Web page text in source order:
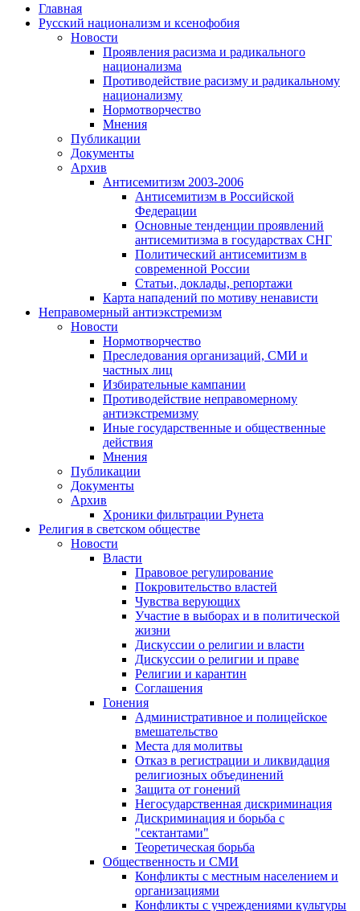
Главная
Русский национализм и ксенофобия
Новости
Проявления расизма и радикального
национализма
Противодействие расизму и радикальному
национализму
Нормотворчество
Мнения
Публикации
Документы
Архив
Антисемитизм 2003-2006
Антисемитизм в Российской
Федерации
Основные тенденции проявлений
антисемитизма в государствах СНГ
Политический антисемитизм в
современной России
Статьи, доклады, репортажи
Карта нападений по мотиву ненависти
Неправомерный антиэкстремизм
Новости
Нормотворчество
Преследования организаций, СМИ и
частных лиц
Избирательные кампании
Противодействие неправомерному
антиэкстремизму
Иные государственные и общественные
действия
Мнения
Публикации
Документы
Архив
Хроники фильтрации Рунета
Религия в светском обществе
Новости
Власти
Правовое регулирование
Покровительство властей
Чувства верующих
Участие в выборах и в политической
жизни
Дискуссии о религии и власти
Дискуссии о религии и праве
Религии и карантин
Соглашения
Гонения
Административное и полицейское
вмешательство
Места для молитвы
Отказ в регистрации и ликвидация
религиозных объединений
Защита от гонений
Негосударственная дискриминация
Дискриминация и борьба с
"сектантами"
Теоретическая борьба
Общественность и СМИ
Конфликты с местным населением и
организациями
Конфликты с учреждениями культуры